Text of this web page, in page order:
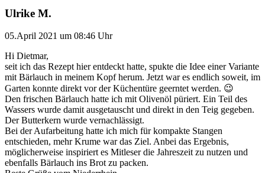
Ulrike M.
05.April 2021 um 08:46 Uhr
Hi Dietmar,
seit ich das Rezept hier entdeckt hatte, spukte die Idee einer Variante
mit Bärlauch in meinem Kopf herum. Jetzt war es endlich soweit, im
Garten konnte direkt vor der Küchentüre geerntet werden. 😉
Den frischen Bärlauch hatte ich mit Olivenöl püriert. Ein Teil des
Wassers wurde damit ausgetauscht und direkt in den Teig gegeben.
Der Butterkern wurde vernachlässigt.
Bei der Aufarbeitung hatte ich mich für kompakte Stangen
entschieden, mehr Krume war das Ziel. Anbei das Ergebnis,
möglicherweise inspiriert es Mitleser die Jahreszeit zu nutzen und
ebenfalls Bärlauch ins Brot zu packen.